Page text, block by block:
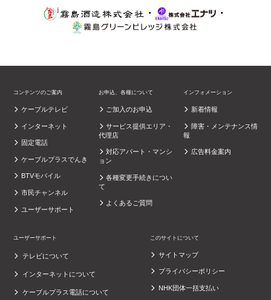
・
・
コンテンツのご案内
ケーブルテレビ
インターネット
固定電話
ケーブルプラスでんき
BTVモバイル
市民チャンネル
ユーザーサポート
お申込、各種について
ご加入のお申込
サービス提供エリア・
代理店
対応アパート・マンシ
ョン
各種変更手続きについ
て
よくあるご質問
インフォメーション
新着情報
障害・メンテナンス情
報
広告料金案内
ユーザーサポート
テレビについて
インターネットについて
ケーブルプラス電話について
このサイトについて
サイトマップ
プライバシーポリシー
NHK団体一括支払い